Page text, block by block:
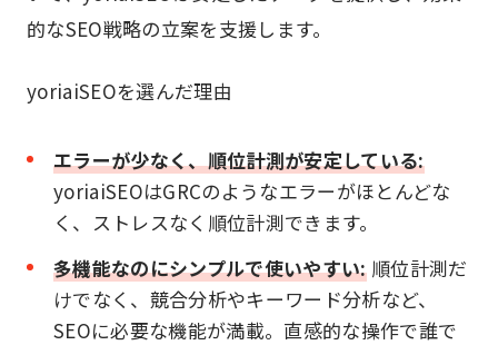
的なSEO戦略の立案を支援します。
yoriaiSEOを選んだ理由
エラーが少なく、順位計測が安定している:
yoriaiSEOはGRCのようなエラーがほとんどな
く、ストレスなく順位計測できます。
多機能なのにシンプルで使いやすい:順位計測だ
けでなく、競合分析やキーワード分析など、
SEOに必要な機能が満載。直感的な操作で誰で